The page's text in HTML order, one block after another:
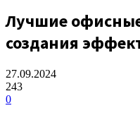
Лучшие
создания
27.09.2024
243
0